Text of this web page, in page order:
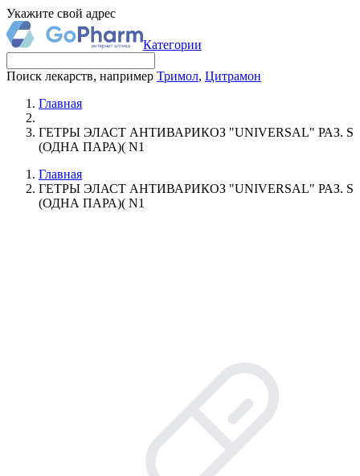
Укажите свой адрес
Категории
Поиск лекарств, например Тримол, Цитрамон
Главная
ГЕТРЫ ЭЛАСТ АНТИВАРИКОЗ "UNIVERSAL" РАЗ. S
(ОДНА ПАРА)( N1
Главная
ГЕТРЫ ЭЛАСТ АНТИВАРИКОЗ "UNIVERSAL" РАЗ. S
(ОДНА ПАРА)( N1